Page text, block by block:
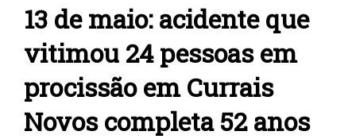
13 de maio: acidente que
vitimou 24 pessoas em
procissão em Currais
Novos completa 52 anos